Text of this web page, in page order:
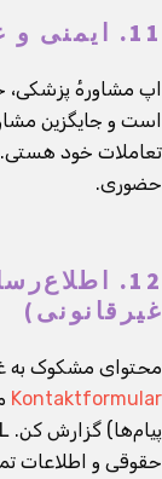
11. ایمنی و عدم ارائهٔ مشاوره
اپ مشاورهٔ پزشکی،
است و جایگزین
تعاملات خود هستی.
حضوری.
12.
غیرقانونی)
محتوای مشکوک به
Kontaktformular
حقوقی و اطلاعات